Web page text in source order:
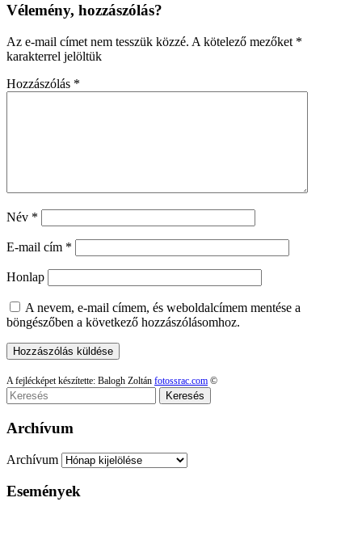
Vélemény, hozzászólás?
Az e-mail címet nem tesszük közzé. A kötelező mezőket *
karakterrel jelöltük
Hozzászólás *
Név *
E-mail cím *
Honlap
A nevem, e-mail címem, és weboldalcímem mentése a
böngészőben a következő hozzászólásomhoz.
A fejlécképet készítette: Balogh Zoltán fotossrac.com ©
Keresés
Archívum
Archívum
Események